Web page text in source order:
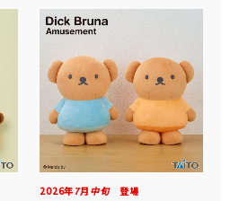
2026年 7月 中旬登場